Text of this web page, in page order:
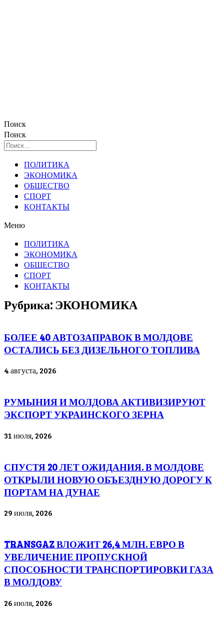
Поиск
Поиск
ПОЛИТИКА
ЭКОНОМИКА
ОБЩЕСТВО
СПОРТ
КОНТАКТЫ
Меню
ПОЛИТИКА
ЭКОНОМИКА
ОБЩЕСТВО
СПОРТ
КОНТАКТЫ
Рубрика: ЭКОНОМИКА
БОЛЕЕ 40 АВТОЗАПРАВОК В МОЛДОВЕ
ОСТАЛИСЬ БЕЗ ДИЗЕЛЬНОГО ТОПЛИВА
4 августа, 2026
РУМЫНИЯ И МОЛДОВА АКТИВИЗИРУЮТ
ЭКСПОРТ УКРАИНСКОГО ЗЕРНА
31 июля, 2026
СПУСТЯ 20 ЛЕТ ОЖИДАНИЯ. В МОЛДОВЕ
ОТКРЫЛИ НОВУЮ ОБЪЕЗДНУЮ ДОРОГУ К
ПОРТАМ НА ДУНАЕ
29 июля, 2026
TRANSGAZ ВЛОЖИТ 26,4 МЛН. ЕВРО В
УВЕЛИЧЕНИЕ ПРОПУСКНОЙ
СПОСОБНОСТИ ТРАНСПОРТИРОВКИ ГАЗА
В МОЛДОВУ
26 июля, 2026